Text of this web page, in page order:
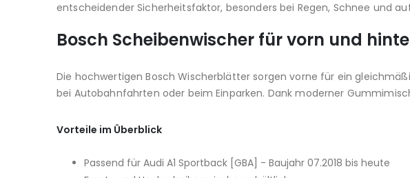
entscheidender Sicherheitsfaktor, besonders bei Regen, Schnee und
Bosch Scheibenwischer für vorn und
Die hochwertigen Bosch Wischerblätter sorgen vorne für ein
bei Autobahnfahrten oder beim Einparken. Dank moderner
Vorteile im Überblick
Passend für Audi A1 Sportback [GBA] - Baujahr 07.2018 bis heute